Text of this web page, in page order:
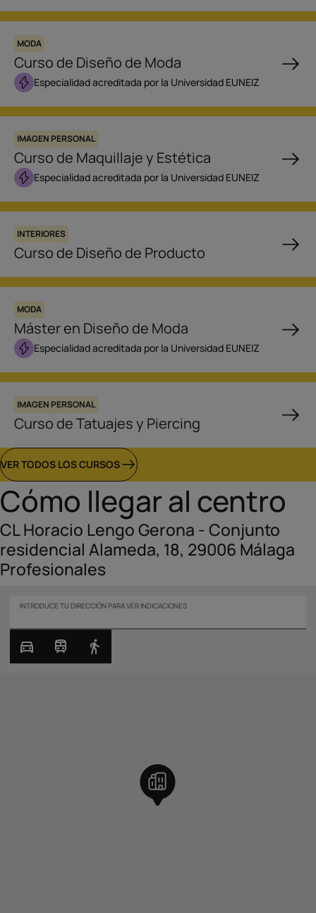
MODA
Curso de Diseño de Moda
Especialidad acreditada por la Universidad EUNEIZ
IMAGEN PERSONAL
Curso de Maquillaje y Estética
Especialidad acreditada por la Universidad EUNEIZ
INTERIORES
Curso de Diseño de Producto
MODA
Máster en Diseño de Moda
Especialidad acreditada por la Universidad EUNEIZ
IMAGEN PERSONAL
Curso de Tatuajes y Piercing
VER TODOS LOS CURSOS
Cómo llegar al centro
CL Horacio Lengo Gerona - Conjunto
residencial Alameda, 18, 29006 Málaga
Profesionales
INTRODUCE TU DIRECCIÓN PARA VER INDICACIONES